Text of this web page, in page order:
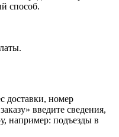
способ.
доставки, номер
введите сведения,
например: подъезды в